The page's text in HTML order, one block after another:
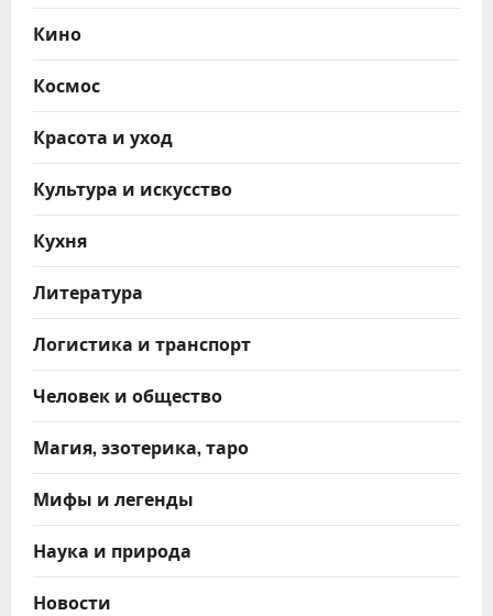
Кино
Космос
Красота и уход
Культура и искусство
Кухня
Литература
Логистика и транспорт
Человек и общество
Магия, эзотерика, таро
Мифы и легенды
Наука и природа
Новости